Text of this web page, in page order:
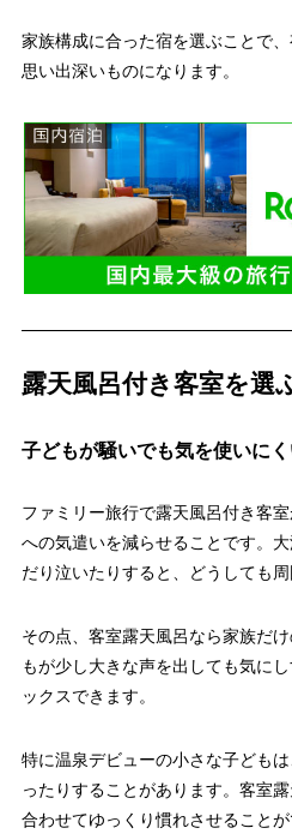
家族構成に合った宿を選ぶことで
思い出深いものになります。
露天風呂付き客室を選
子どもが騒いでも気を使いに
ファミリー旅行で露天風呂付き客
への気遣いを減らせることです。
だり泣いたりすると、どうしても周
その点、客室露天風呂なら家族だ
もが少し大きな声を出しても気に
ックスできます。
特に温泉デビューの小さな子ども
ったりすることがあります。客室
合わせてゆっくり慣れさせること